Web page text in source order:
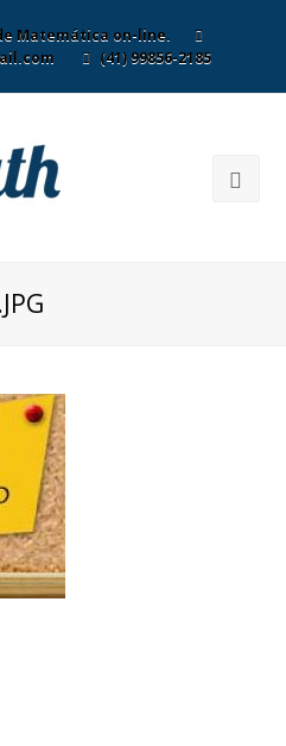
Matemática on-line.
(41) 99856-2185